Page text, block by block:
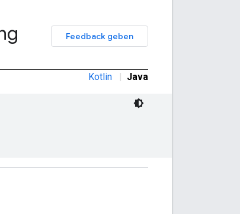
Feedback geben
Kotlin | Java